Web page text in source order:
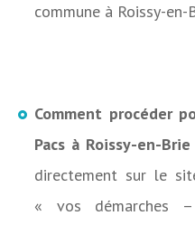
commune à Roissy-en-
Comment procéder
Pacs à Roissy-en-Brie
directement sur le
« vos démarches